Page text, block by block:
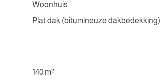
Woonhuis
Plat dak (bitumineuze dakbedekking)
140 m²